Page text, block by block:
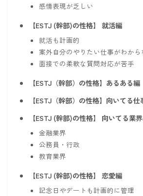
感情表現が乏しい
【ESTJ (幹部)の性格】 就活編
就活も計画的
案外自分のやりたい仕事がわから
面接での柔軟な質問対応が苦手
【ESTJ（幹部）の性格】あるある編
【ESTJ（幹部）の性格】向いてる仕
【ESTJ (幹部)の性格】 向いてる業
金融業界
公務員・行政
教育業界
【ESTJ (幹部)の性格】 恋愛編
記念日やデートも計画的に管理